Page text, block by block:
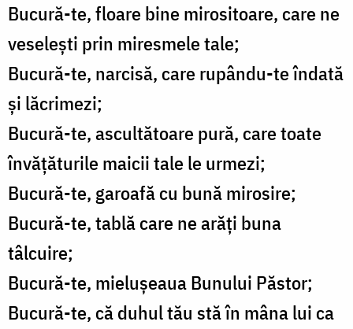
Bucură-te, floare bine mirositoare, care ne
veseleşti prin miresmele tale;
Bucură-te, narcisă, care rupându-te îndată
şi lăcrimezi;
Bucură-te, ascultătoare pură, care toate
învăţăturile maicii tale le urmezi;
Bucură-te, garoafă cu bună mirosire;
Bucură-te, tablă care ne arăţi buna
tâlcuire;
Bucură-te, mieluşeaua Bunului Păstor;
Bucură-te, că duhul tău stă în mâna lui ca